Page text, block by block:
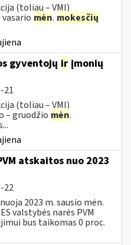
(toliau – VMI)
mėn. mokesčių
gyventojų ir įmonių
21
(toliau – VMI)
– gruodžio mėn.
atskaitos nuo 2023
22
2023 m. sausio mėn.
valstybės narės PVM
bus taikomas 0 proc.